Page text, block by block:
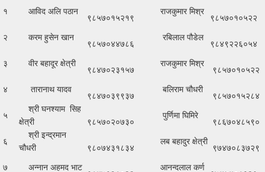
१ आविद अलि पठान
९८५७०१५२१९
राजकुमार मिश्र
९८५७०१०५२२
२ करम हुसेन खान
९८५७०४४७८६
रबिलाल पौडेल
९८४९२२६०५४
३ वीर बहादूर क्षेत्री
९८४७०२३१५७
राजकुमार मिश्र
९८५७०१०५२२
४ तारानाथ यादव
९८४७०३९९३७
बलिराम चौधरी
९८५७०१५२८४
५
श्री घनश्याम सिह
क्षेत्री
९८५७०२०७३०
पुर्णिमा घिमिरे
९८६७०४८५९०
६
श्री इन्द्रमान
चौधरी
९८०७४३१८३४
लब बहादुर क्षेत्री
९७४७०८३७२९
७ अन्नान अहमद भाट आनन्दलाल कर्ण